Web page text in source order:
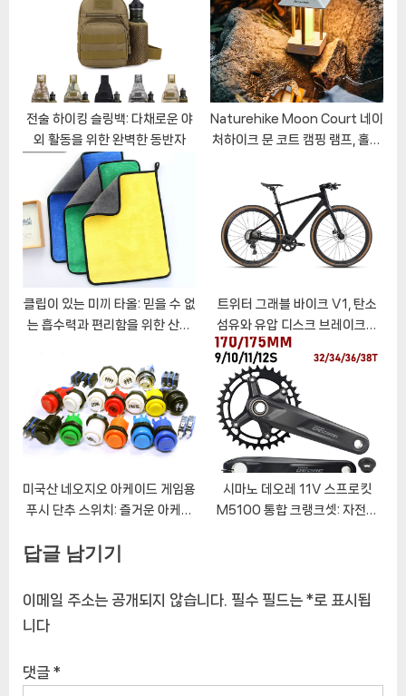
:
전술 하이킹 슬링백: 다채로운 야
외 활동을 위한 완벽한 동반자
Naturehike Moon Court 네이
처하이크 문 코트 캠핑 램프, 홀로
클립이 있는 미끼 타올: 믿을 수 없
는 흡수력과 편리함을 위한 산호
트위터 그래블 바이크 V1, 탄소
섬유와 유압 디스크 브레이크가
장착된 고성능 하이브리드 자전거
미국산 네오지오 아케이드 게임용
푸시 단추 스위치: 즐거운 아케이
시마노 데오레 11V 스프로킷
M5100 통합 크랭크셋: 자전거
답글 남기기
이메일 주소는 공개되지 않습니다. 필수 필드는 *로 표시됩
니다
댓글 *